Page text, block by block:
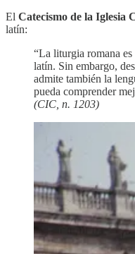
El Catecismo de la Iglesia
latín:
“La liturgia romana
latín. Sin embargo,
admite también la
pueda comprender
(CIC, n. 1203)